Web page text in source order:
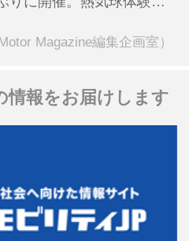
Magazine編集企画室）
情報をお届けします